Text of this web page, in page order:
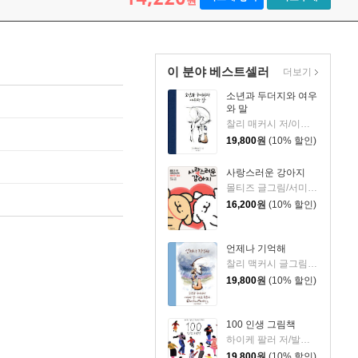
이 분야 베스트셀러
소년과 두더지와 여우
와 말
찰리 매커시 저/이진경 역
19,800원 (10% 할인)
사랑스러운 강아지
몰티즈 글그림/서미영 역
16,200원 (10% 할인)
언제나 기억해
19,800원 (10% 할인)
100 인생 그림책
더보기